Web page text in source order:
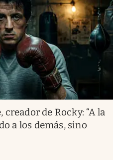
creador de Rocky: “A la
a los demás, sino